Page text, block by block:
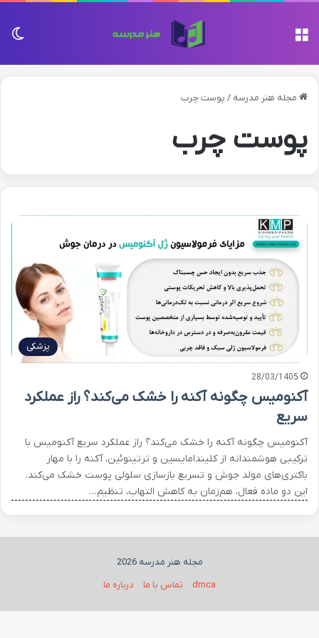
مجله هنر مدرسه / پوست چرب
پوست چرب
پزشکی
28/03/1405
آکنومیس چگونه آکنه را خشک می‌کند؟ راز عملکرد
سریع
آکنومیس چگونه آکنه را خشک می‌کند؟ راز عملکرد سریع آکنومیس با
ترکیبی هوشمندانه از کلیندامایسین و ترتینوئین، آکنه را با مهار
باکتری‌های مولد جوش و تسریع بازسازی سلولی پوست خشک می‌کند.
این دو ماده فعال، هم‌زمان به کاهش التهاب، تنظیم…
مجله هنر مدرسه 2026
dmca
تماس با ما درباره ما